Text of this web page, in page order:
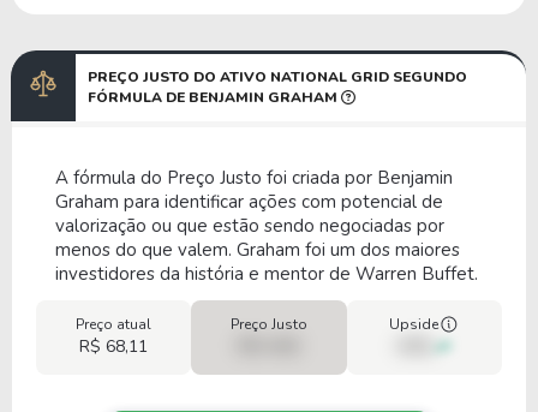
PREÇO JUSTO DO ATIVO NATIONAL GRID SEGUNDO
FÓRMULA DE BENJAMIN GRAHAM
A fórmula do Preço Justo foi criada por Benjamin
Graham para identificar ações com potencial de
valorização ou que estão sendo negociadas por
menos do que valem. Graham foi um dos maiores
investidores da história e mentor de Warren Buffet.
Preço atual
R$ 68,11
Preço Justo Upside